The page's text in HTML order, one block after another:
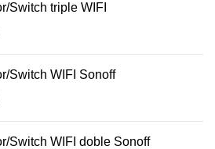
Switch triple WIFI
Switch WIFI Sonoff
Switch WIFI doble Sonoff